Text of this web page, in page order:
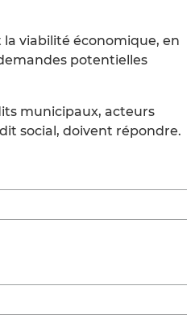
viabilité économique, en
potentielles
municipaux, acteurs
social, doivent répondre.